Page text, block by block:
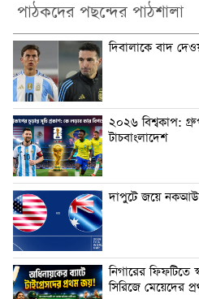
পাঠকদের পছন্দের পাঠশালা
দিবালাকে বাদ
২০২৬ বিশ্বকাপ:
টাচবাংলাদেশ
দাপুটে জয়ে
নিগারের ফিফটিতে
সিরিজে মেয়েদের